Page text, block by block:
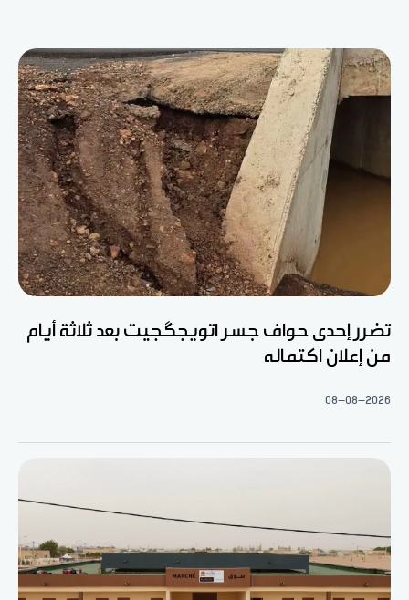
تضرر إحدى حواف جسر اتويجگجيت بعد ثلاثة أيام
من إعلان اكتماله
08-08-2026